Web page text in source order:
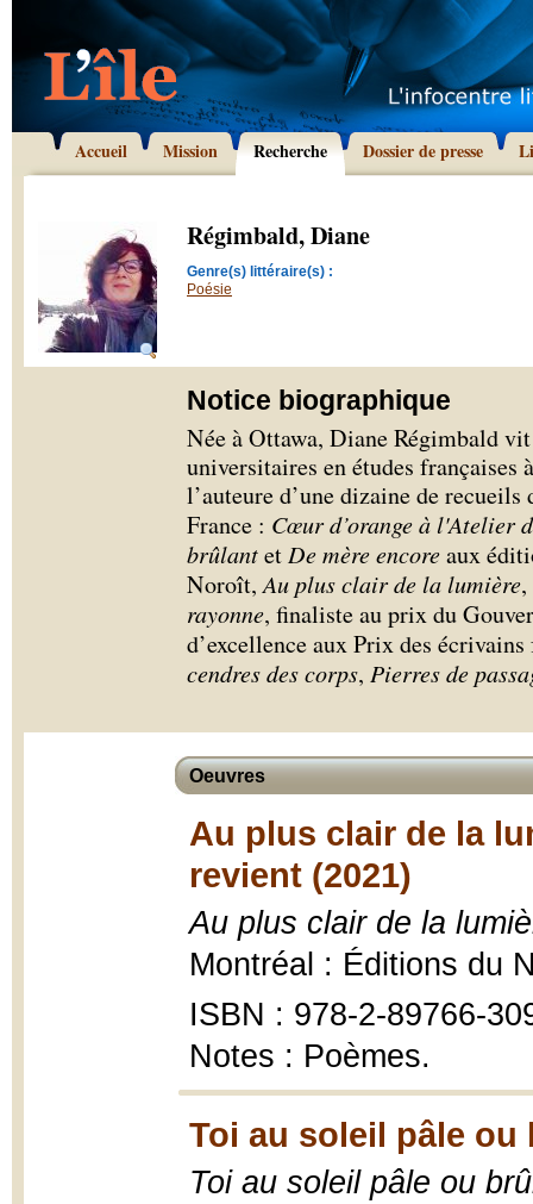
Accueil Mission Recherche Dossier de presse
Régimbald, Diane
Genre(s) littéraire(s) :
Poésie
Notice biographique
Née à Ottawa, Diane Régimbald
universitaires en études
l’auteure d’une dizaine de
France : Cœur d’orange à l'Atelier
brûlantet De mère encoreaux
Noroît,Au plus clair de la lumière,
rayonne, finaliste au prix du
d’excellence aux Prix des
cendres des corps, Pierres de
Oeuvres
Au plus clair de la
revient (2021)
Au plus clair de la
Montréal : Éditions du
ISBN : 978-2-89766-
Notes : Poèmes.
Toi au soleil pâle ou
Toi au soleil pâle ou